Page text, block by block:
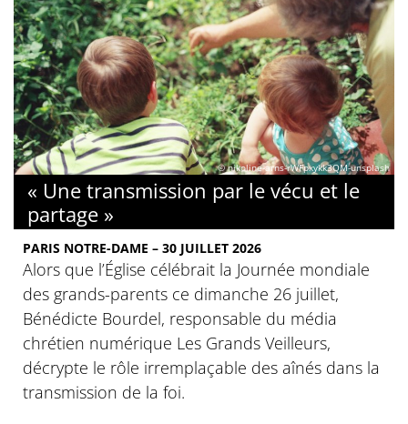
© nikoline-arns-rWFpxykk3QM-unsplash
« Une transmission par le vécu et le
partage »
PARIS NOTRE-DAME – 30 JUILLET 2026
Alors que l’Église célébrait la Journée mondiale
des grands-parents ce dimanche 26 juillet,
Bénédicte Bourdel, responsable du média
chrétien numérique Les Grands Veilleurs,
décrypte le rôle irremplaçable des aînés dans la
transmission de la foi.